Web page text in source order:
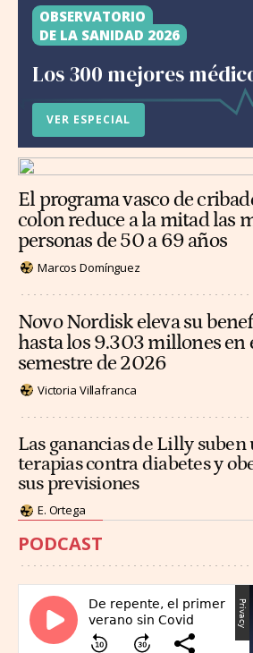
OBSERVATORIO
DE LA SANIDAD 2026
Los 300 mejores
VER ESPECIAL
El programa vasco de
colon reduce a la mitad las
personas de 50 a 69 años
Marcos Domínguez
Novo Nordisk eleva su
hasta los 9.303 millones en
semestre de 2026
Victoria Villafranca
Las ganancias de Lilly suben
terapias contra diabetes y
sus previsiones
E. Ortega
PODCAST